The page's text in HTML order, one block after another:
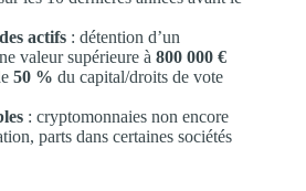
actifs : détention d’un
valeur supérieure à 800 000 €
50 % du capital/droits de vote
: cryptomonnaies non encore
parts dans certaines sociétés